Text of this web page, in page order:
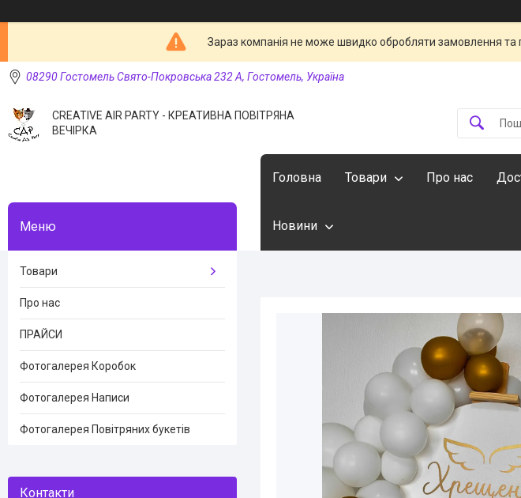
Зараз компанія не може швидко обробляти замовлення
08290 Гостомель Свято-Покровська 232 А, Гостомель, Україна
CREATIVE AIR PARTY - КРЕАТИВНА ПОВІТРЯНА
ВЕЧІРКА
Головна Товари Про нас
Новини
Товари
Про нас
ПРАЙСИ
Фотогалерея Коробок
Фотогалерея Написи
Фотогалерея Повітряних букетів